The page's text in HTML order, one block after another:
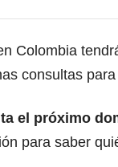
Colombia
consultas
el próximo
para saber